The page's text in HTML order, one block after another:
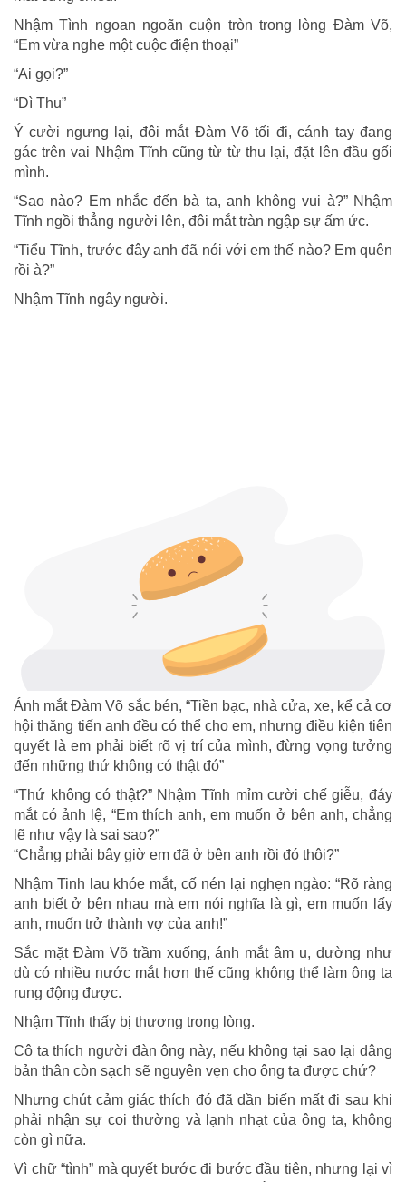
Nhậm Tình ngoan ngoãn cuộn tròn trong lòng Đàm Võ,
“Em vừa nghe một cuộc điện thoại”
“Ai gọi?”
“Dì Thu”
Ý cười ngưng lại, đôi mắt Đàm Võ tối đi, cánh tay đang
gác trên vai Nhậm Tĩnh cũng từ từ thu lại, đặt lên đầu gối
mình.
“Sao nào? Em nhắc đến bà ta, anh không vui à?” Nhậm
Tĩnh ngồi thẳng người lên, đôi mắt tràn ngập sự ấm ức.
“Tiểu Tĩnh, trước đây anh đã nói với em thế nào? Em quên
rồi à?”
Nhậm Tĩnh ngây người.
Ánh mắt Đàm Võ sắc bén, “Tiền bạc, nhà cửa, xe, kể cả cơ
hội thăng tiến anh đều có thể cho em, nhưng điều kiện tiên
quyết là em phải biết rõ vị trí của mình, đừng vọng tưởng
đến những thứ không có thật đó”
“Thứ không có thật?” Nhậm Tĩnh mỉm cười chế giễu, đáy
mắt có ảnh lệ, “Em thích anh, em muốn ở bên anh, chẳng
lẽ như vậy là sai sao?”
“Chẳng phải bây giờ em đã ở bên anh rồi đó thôi?”
Nhậm Tinh lau khóe mắt, cố nén lại nghẹn ngào: “Rõ ràng
anh biết ở bên nhau mà em nói nghĩa là gì, em muốn lấy
anh, muốn trở thành vợ của anh!”
Sắc mặt Đàm Võ trầm xuống, ánh mắt âm u, dường như
dù có nhiều nước mắt hơn thế cũng không thể làm ông ta
rung động được.
Nhậm Tĩnh thấy bị thương trong lòng.
Cô ta thích người đàn ông này, nếu không tại sao lại dâng
bản thân còn sạch sẽ nguyên vẹn cho ông ta được chứ?
Nhưng chút cảm giác thích đó đã dần biến mất đi sau khi
phải nhận sự coi thường và lạnh nhạt của ông ta, không
còn gì nữa.
Vì chữ “tình” mà quyết bước đi bước đầu tiên, nhưng lại vì